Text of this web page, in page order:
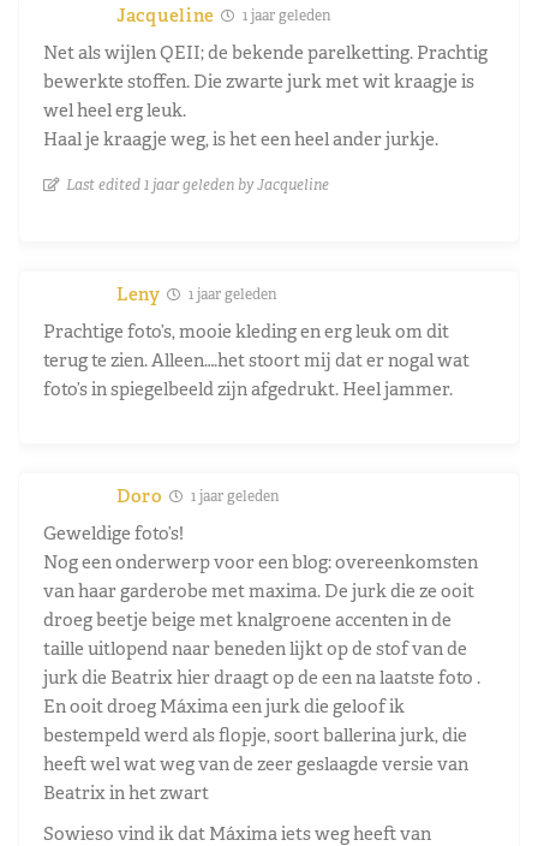
Jacqueline 1 jaar geleden
Net als wijlen QEII; de bekende parelketting. Prachtig
bewerkte stoffen. Die zwarte jurk met wit kraagje is
wel heel erg leuk.
Haal je kraagje weg, is het een heel ander jurkje.
Last edited 1 jaar geleden by Jacqueline
Leny 1 jaar geleden
Prachtige foto’s, mooie kleding en erg leuk om dit
terug te zien. Alleen….het stoort mij dat er nogal wat
foto’s in spiegelbeeld zijn afgedrukt. Heel jammer.
Doro 1 jaar geleden
Geweldige foto’s!
Nog een onderwerp voor een blog: overeenkomsten
van haar garderobe met maxima. De jurk die ze ooit
droeg beetje beige met knalgroene accenten in de
taille uitlopend naar beneden lijkt op de stof van de
jurk die Beatrix hier draagt op de een na laatste foto .
En ooit droeg Máxima een jurk die geloof ik
bestempeld werd als flopje, soort ballerina jurk, die
heeft wel wat weg van de zeer geslaagde versie van
Beatrix in het zwart
Sowieso vind ik dat Máxima iets weg heeft van